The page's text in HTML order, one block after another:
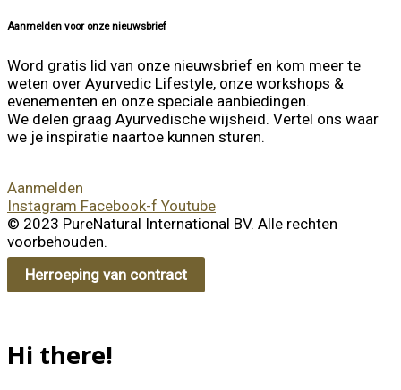
Aanmelden voor onze nieuwsbrief
Word gratis lid van onze nieuwsbrief en kom meer te
weten over Ayurvedic Lifestyle, onze workshops &
evenementen en onze speciale aanbiedingen.
We delen graag Ayurvedische wijsheid. Vertel ons waar
we je inspiratie naartoe kunnen sturen.
Aanmelden
Instagram Facebook-f Youtube
© 2023 PureNatural International BV. Alle rechten
voorbehouden.
Herroeping van contract
Hi there!